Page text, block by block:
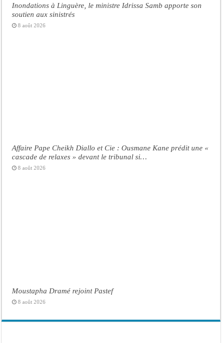
Inondations à Linguère, le ministre Idrissa Samb apporte son
soutien aux sinistrés
8 août 2026
Affaire Pape Cheikh Diallo et Cie : Ousmane Kane prédit une «
cascade de relaxes » devant le tribunal si…
8 août 2026
Moustapha Dramé rejoint Pastef
8 août 2026